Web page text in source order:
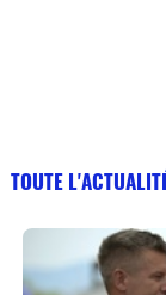
TOUTE